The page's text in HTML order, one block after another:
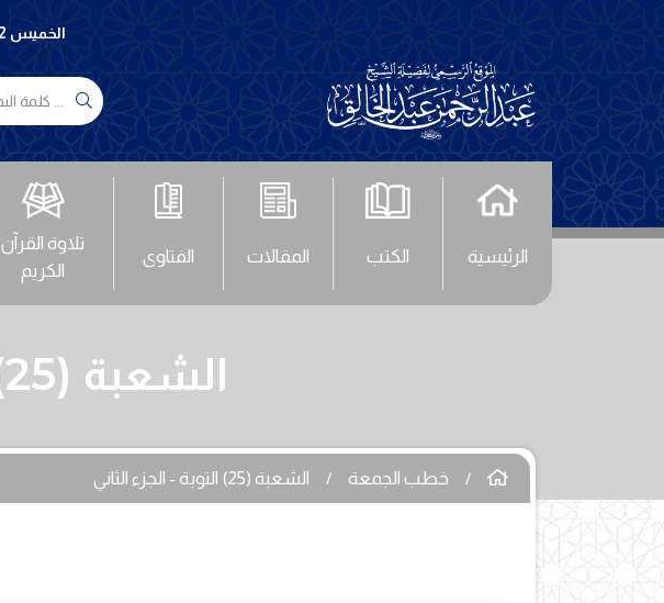
الخميس 22 صفر 1448 . 6 أغسطس 2026
الرئيسية الكتب المقالات الفتاوى
تلاوة القرآن
الكريم
الشعبة (25) التوبة - الجزء الثاني
خطب الجمعة الشعبة (25) التوبة - الجزء الثاني